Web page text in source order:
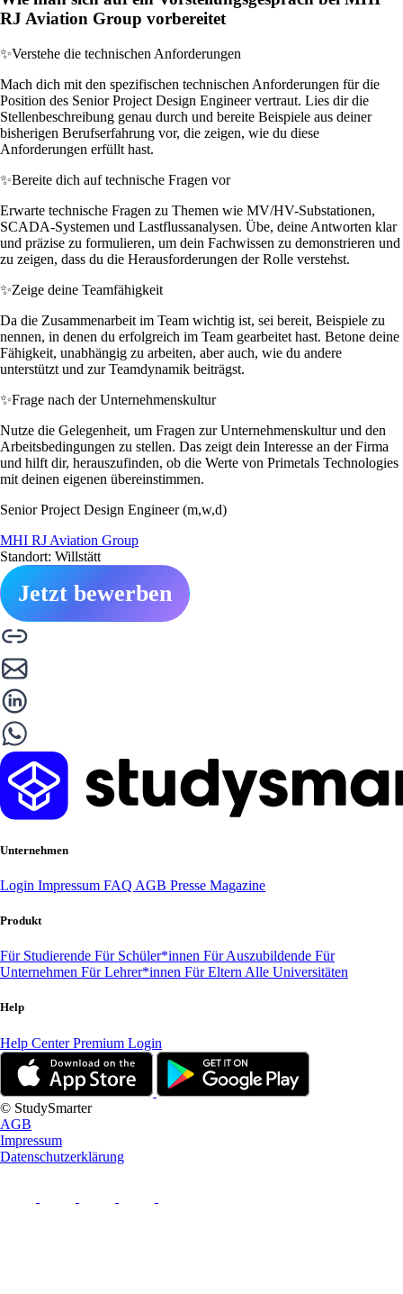
RJ Aviation Group vorbereitet
✨Verstehe die technischen Anforderungen
Mach dich mit den spezifischen technischen Anforderungen für die
Position des Senior Project Design Engineer vertraut. Lies dir die
Stellenbeschreibung genau durch und bereite Beispiele aus deiner
bisherigen Berufserfahrung vor, die zeigen, wie du diese
Anforderungen erfüllt hast.
✨Bereite dich auf technische Fragen vor
Erwarte technische Fragen zu Themen wie MV/HV-Substationen,
SCADA-Systemen und Lastflussanalysen. Übe, deine Antworten klar
und präzise zu formulieren, um dein Fachwissen zu demonstrieren und
zu zeigen, dass du die Herausforderungen der Rolle verstehst.
✨Zeige deine Teamfähigkeit
Da die Zusammenarbeit im Team wichtig ist, sei bereit, Beispiele zu
nennen, in denen du erfolgreich im Team gearbeitet hast. Betone deine
Fähigkeit, unabhängig zu arbeiten, aber auch, wie du andere
unterstützt und zur Teamdynamik beiträgst.
✨Frage nach der Unternehmenskultur
Nutze die Gelegenheit, um Fragen zur Unternehmenskultur und den
Arbeitsbedingungen zu stellen. Das zeigt dein Interesse an der Firma
und hilft dir, herauszufinden, ob die Werte von Primetals Technologies
mit deinen eigenen übereinstimmen.
Senior Project Design Engineer (m,w,d)
MHI RJ Aviation Group
Standort: Willstätt
Jetzt bewerben
Unternehmen
Login Impressum FAQ AGB Presse Magazine
Produkt
Für Studierende Für Schüler*innen Für Auszubildende Für
Unternehmen Für Lehrer*innen Für Eltern Alle Universitäten
Help
Help CenterPremium Login
© StudySmarter
AGB
Impressum
Datenschutzerklärung